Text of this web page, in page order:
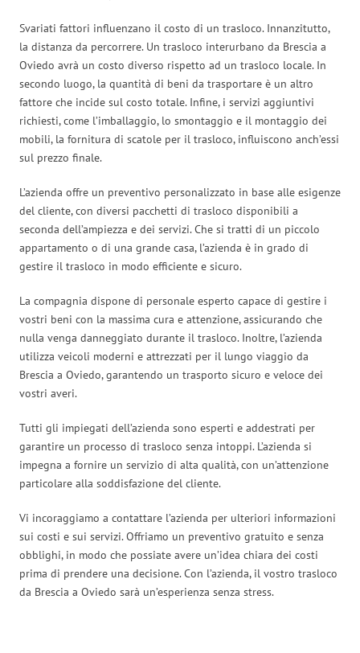
Svariati fattori influenzano il costo di un trasloco. Innanzitutto,
la distanza da percorrere. Un trasloco interurbano da Brescia a
Oviedo avrà un costo diverso rispetto ad un trasloco locale. In
secondo luogo, la quantità di beni da trasportare è un altro
fattore che incide sul costo totale. Infine, i servizi aggiuntivi
richiesti, come l’imballaggio, lo smontaggio e il montaggio dei
mobili, la fornitura di scatole per il trasloco, influiscono anch’essi
sul prezzo finale.
L’azienda offre un preventivo personalizzato in base alle esigenze
del cliente, con diversi pacchetti di trasloco disponibili a
seconda dell’ampiezza e dei servizi. Che si tratti di un piccolo
appartamento o di una grande casa, l’azienda è in grado di
gestire il trasloco in modo efficiente e sicuro.
La compagnia dispone di personale esperto capace di gestire i
vostri beni con la massima cura e attenzione, assicurando che
nulla venga danneggiato durante il trasloco. Inoltre, l’azienda
utilizza veicoli moderni e attrezzati per il lungo viaggio da
Brescia a Oviedo, garantendo un trasporto sicuro e veloce dei
vostri averi.
Tutti gli impiegati dell’azienda sono esperti e addestrati per
garantire un processo di trasloco senza intoppi. L’azienda si
impegna a fornire un servizio di alta qualità, con un’attenzione
particolare alla soddisfazione del cliente.
Vi incoraggiamo a contattare l’azienda per ulteriori informazioni
sui costi e sui servizi. Offriamo un preventivo gratuito e senza
obblighi, in modo che possiate avere un’idea chiara dei costi
prima di prendere una decisione. Con l’azienda, il vostro trasloco
da Brescia a Oviedo sarà un’esperienza senza stress.